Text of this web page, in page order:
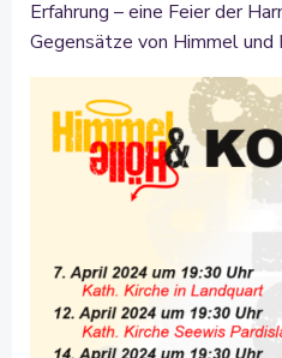
Erfahrung – eine Feier der
Gegensätze von Himmel und